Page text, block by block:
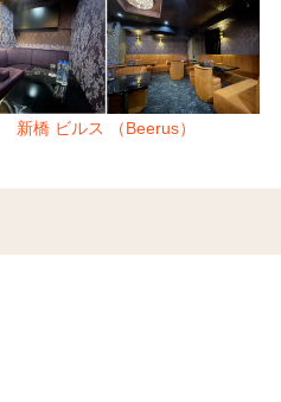
新橋 ビルス （Beerus）